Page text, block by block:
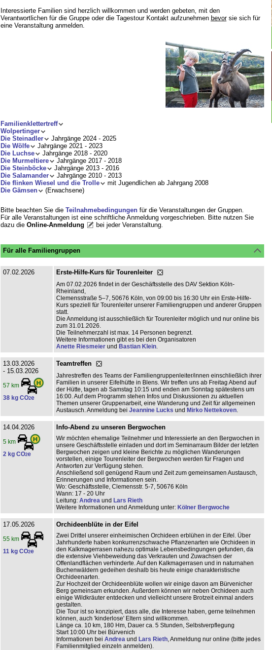
Interessierte Familien sind herzlich willkommen und werden gebeten, mit den
Verantwortlichen für die Gruppe oder die Tagestour Kontakt aufzunehmen bevorsie sich für
eine Veranstaltung anmelden.
Familienklettertreff
Wolpertinger
Die Steinadler
Jahrgänge 2024 - 2025
Die Wölfe
Jahrgänge 2021 - 2023
Die Luchse
Jahrgänge 2018 - 2020
Die Murmeltiere
Jahrgänge 2017 - 2018
Die Steinböcke
Jahrgänge 2013 - 2016
Die Salamander
Jahrgänge 2010 - 2013
Die flinken Wiesel und die Trolle
mit Jugendlichen ab Jahrgang 2008
Die Gämsen
(Erwachsene)
Bitte beachten Sie die Teilnahmebedingungenfür die Veranstaltungen der Gruppen.
Für alle Veranstaltungen ist eine schriftliche Anmeldung vorgeschrieben. Bitte nutzen Sie
dazu die Online-Anmeldung bei jeder Veranstaltung.
Für alle Familiengruppen
07.02.2026 Erste-Hilfe-Kurs für Tourenleiter
Am 07.02.2026 findet in der Geschäftsstelle des DAV Sektion Köln-
Rheinland,
Clemensstraße 5–7, 50676 Köln, von 09:00 bis 16:30 Uhr ein Erste-Hilfe-
Kurs speziell für Tourenleiter unserer Familiengruppen und anderer Gruppen
statt.
Die Anmeldung ist ausschließlich für Tourenleiter möglich und nur online bis
zum 31.01.2026.
Die Teilnehmerzahl ist max. 14 Personen begrenzt.
Weitere Informationen gibt es bei den Organisatoren
Anette Riesmeierund Bastian Klein.
13.03.2026
- 15.03.2026
57 km
38 kg CO2e
Teamtreffen
Jahrestreffen des Teams der Familiengruppenleiter/innen einschließlich ihrer
Familien in unserer Eifelhütte in Blens. Wir treffen uns ab Freitag Abend auf
der Hütte, tagen ab Samstag 10:15 und enden am Sonntag spätestens um
16:00. Auf dem Programm stehen Infos und Diskussionen zu aktuellen
Themen unserer Gruppenarbeit, eine Wanderung und Zeit für allgemeinen
Austausch. Anmeldung bei Jeannine Lucks und Mirko Nettekoven.
14.04.2026
5 km
2 kg CO2e
Info-Abend zu unseren Bergwochen
Wir möchten ehemalige Teilnehmer und Interessierte an den Bergwochen in
unsere Geschäftsstelle einladen und dort im Seminarraum Bilder der letzten
Bergwochen zeigen und kleine Berichte zu möglichen Wanderungen
vorstellen, einige Tourenleiter der Bergwochen werden für Fragen und
Antworten zur Verfügung stehen.
Anschließend soll genügend Raum und Zeit zum gemeinsamen Austausch,
Erinnerungen und Informationen sein.
Wo: Geschäftsstelle, Clemensstr. 5-7, 50676 Köln
Wann: 17 - 20 Uhr
Leitung: Andreaund Lars Rieth
Weitere Informationen und Anmeldung unter: Kölner Bergwoche
17.05.2026
55 km
11 kg CO2e
Orchideenblüte in der Eifel
Zwei Drittel unserer einheimischen Orchideen erblühen in der Eifel. Über
Jahrhunderte haben konkurrenzschwache Pflanzenarten wie Orchideen in
den Kalkmagerrasen nahezu optimale Lebensbedingungen gefunden, da
die extensive Viehbeweidung das Verkrauten und Zuwachsen der
Offenlandflächen verhinderte. Auf den Kalkmagerrasen und in naturnahen
Buchenwäldern gedeihen deshalb bis heute einige charakteristische
Orchideenarten.
Zur Hochzeit der Orchideenblüte wollen wir einige davon am Bürvenicher
Berg gemeinsam erkunden. Außerdem können wir neben Orchideen auch
einige Wildkräuter entdecken und vielleicht unsere Brotzeit einmal anders
gestalten.
Die Tour ist so konzipiert, dass alle, die Interesse haben, gerne teilnehmen
können, auch 'kinderlose' Eltern sind willkommen.
Länge ca. 10 km, 180 Hm, Dauer ca. 5 Stunden, Selbstverpflegung
Start 10:00 Uhr bei Bürvenich
Informationen bei Andreaund Lars Rieth, Anmeldung nur online (bitte jedes
Familienmitglied einzeln anmelden).